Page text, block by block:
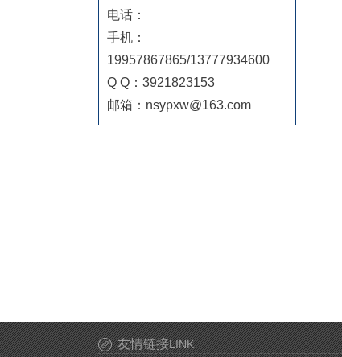
电话：
手机：
19957867865/13777934600
Q Q：3921823153
邮箱：nsypxw@163.com
友情链接LINK